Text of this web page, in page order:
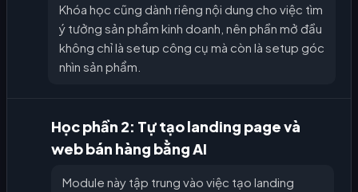
Khóa học cũng dành riêng nội dung cho việc tìm
ý tưởng sản phẩm kinh doanh, nên phần mở đầu
không chỉ là setup công cụ mà còn là setup góc
nhìn sản phẩm.
Học phần 2: Tự tạo landing page và
web bán hàng bằng AI
Module này tập trung vào việc tạo landing